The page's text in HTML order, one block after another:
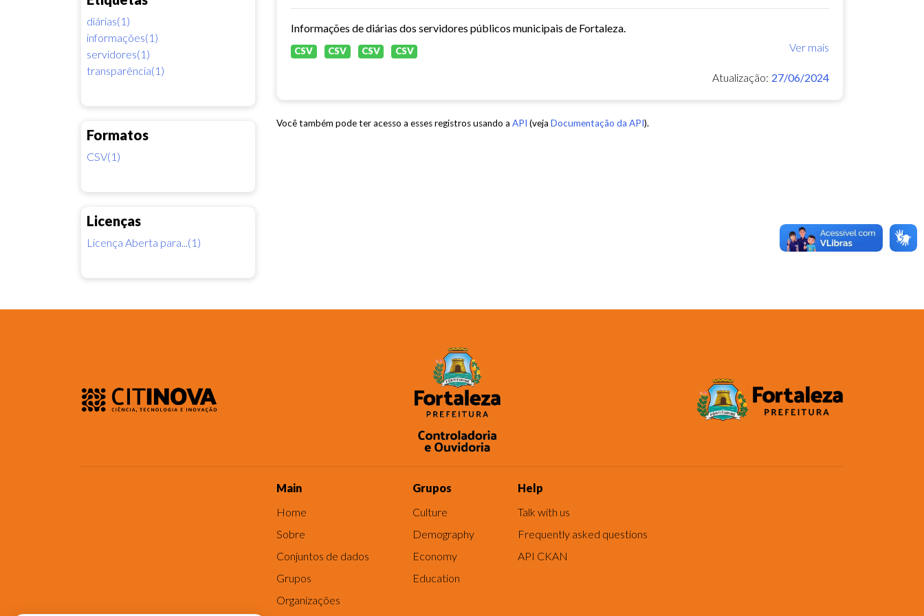
diárias(1)
informações(1)
servidores(1)
transparência(1)
Formatos
CSV(1)
Licenças
Licença Aberta para...(1)
Informações de diárias dos servidores públicos municipais de Fortaleza.
Ver mais
CSV CSV CSV CSV
Atualização: 27/06/2024
Você também pode ter acesso a esses registros usando a API (veja Documentação da API).
Main
Home
Sobre
Conjuntos de dados
Grupos
Organizações
Grupos
Culture
Demography
Economy
Education
Help
Talk with us
Frequently asked questions
API CKAN